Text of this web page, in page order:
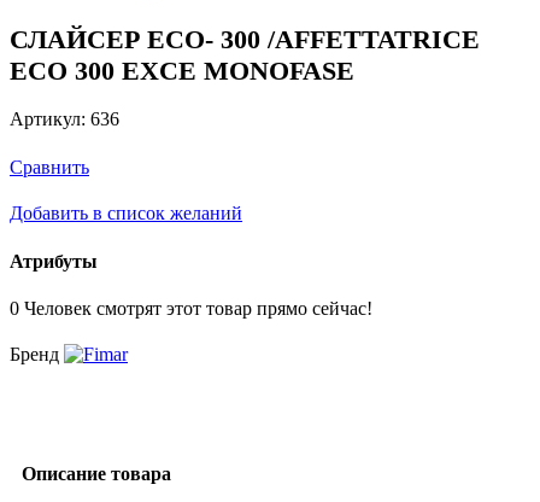
СЛАЙСЕР ECO- 300 /AFFETTATRICE
ECO 300 EXCE MONOFASE
Артикул: 636
Сравнить
Добавить в список желаний
Атрибуты
0 Человек смотрят этот товар прямо сейчас!
Бренд
Описание товара